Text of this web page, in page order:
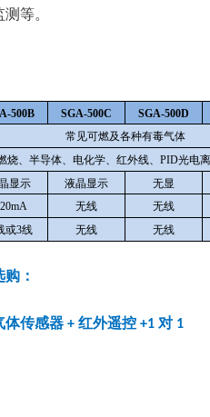
等。
500B SGA-500C
SGA-500D
常见可燃及各种有毒气体
烧、半导体、电化学、红外线、PID光电
显示 液晶显示
无显
无线
无线
或3线 无线 无线
：
体传感器 + 红外遥控 +1 对 1